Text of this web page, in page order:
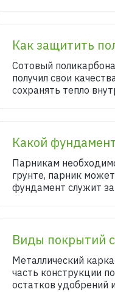
Как защитить
Сотовый
получил свои
сохранять тепло
Какой
Парникам
грунте, парник
фундамент служит
Виды покрытий
Металлический
часть конструкции
остатков удобрений